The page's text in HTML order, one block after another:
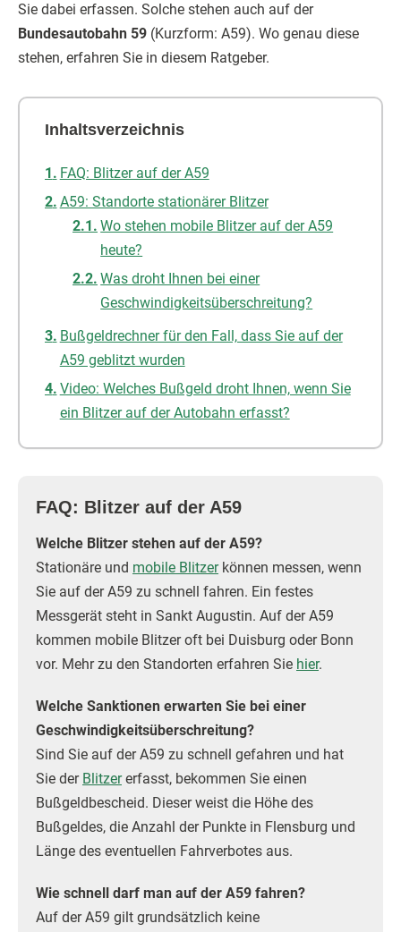
Sie dabei erfassen. Solche stehen auch auf der
Bundesautobahn 59 (Kurzform: A59). Wo genau diese
stehen, erfahren Sie in diesem Ratgeber.
Inhaltsverzeichnis
FAQ: Blitzer auf der A59
A59: Standorte stationärer Blitzer
Wo stehen mobile Blitzer auf der A59
heute?
Was droht Ihnen bei einer
Geschwindigkeitsüberschreitung?
Bußgeldrechner für den Fall, dass Sie auf der
A59 geblitzt wurden
Video: Welches Bußgeld droht Ihnen, wenn Sie
ein Blitzer auf der Autobahn erfasst?
FAQ: Blitzer auf der A59
Welche Blitzer stehen auf der A59?
Stationäre und mobile Blitzerkönnen messen, wenn
Sie auf der A59 zu schnell fahren. Ein festes
Messgerät steht in Sankt Augustin. Auf der A59
kommen mobile Blitzer oft bei Duisburg oder Bonn
vor. Mehr zu den Standorten erfahren Sie hier.
Welche Sanktionen erwarten Sie bei einer
Geschwindigkeitsüberschreitung?
Sind Sie auf der A59 zu schnell gefahren und hat
Sie der Blitzererfasst, bekommen Sie einen
Bußgeldbescheid. Dieser weist die Höhe des
Bußgeldes, die Anzahl der Punkte in Flensburg und
Länge des eventuellen Fahrverbotes aus.
Wie schnell darf man auf der A59 fahren?
Auf der A59 gilt grundsätzlich keine